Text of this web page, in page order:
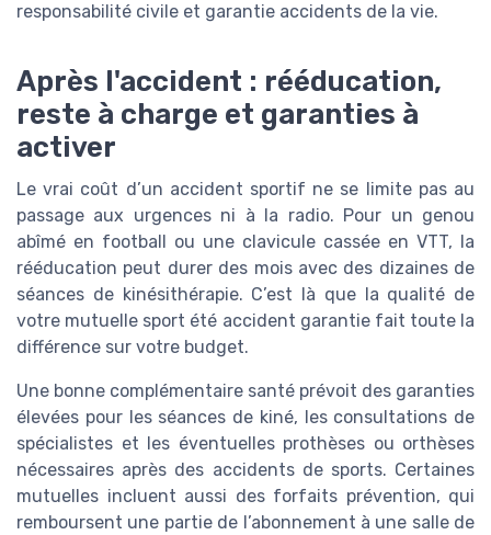
responsabilité civile et garantie accidents de la vie.
Après l'accident : rééducation,
reste à charge et garanties à
activer
Le vrai coût d’un accident sportif ne se limite pas au
passage aux urgences ni à la radio. Pour un genou
abîmé en football ou une clavicule cassée en VTT, la
rééducation peut durer des mois avec des dizaines de
séances de kinésithérapie. C’est là que la qualité de
votre mutuelle sport été accident garantie fait toute la
différence sur votre budget.
Une bonne complémentaire santé prévoit des garanties
élevées pour les séances de kiné, les consultations de
spécialistes et les éventuelles prothèses ou orthèses
nécessaires après des accidents de sports. Certaines
mutuelles incluent aussi des forfaits prévention, qui
remboursent une partie de l’abonnement à une salle de